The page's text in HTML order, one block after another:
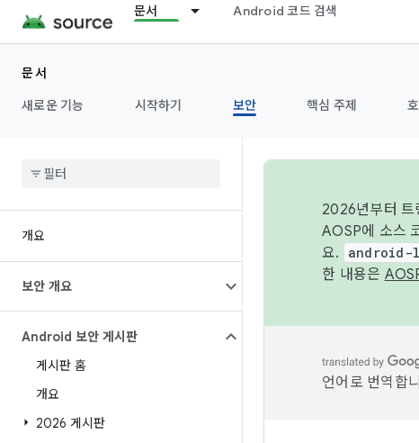
문서 Android 코드 검색
문서
새로운 기능
시작하기 보안 핵심 주제
개요
보안 개요
Android 보안 게시판
게시판 홈
개요
2026 게시판
2026년부터 트
AOSP에 소스
요.
android-
한 내용은
언어로 번역합